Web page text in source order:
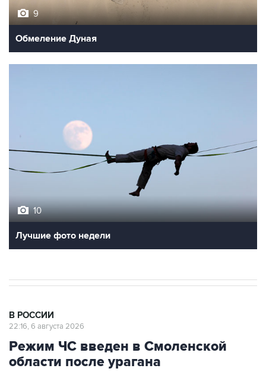
9
Обмеление Дуная
10
Лучшие фото недели
В РОССИИ
22:16, 6 августа 2026
Режим ЧС введен в Смоленской
области после урагана